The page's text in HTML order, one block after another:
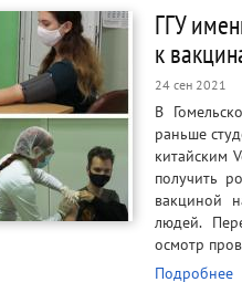
ГГУ
к
24 сен 2021
В
раньше
китайским
получить
вакциной
людей.
осмотр
Подробнее